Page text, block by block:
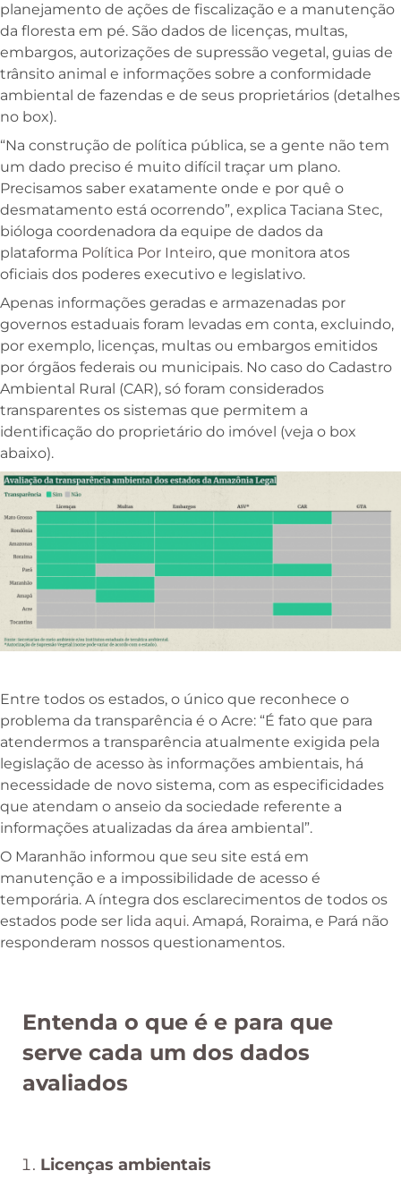
planejamento de ações de fiscalização e a manutenção
da floresta em pé. São dados de licenças, multas,
embargos, autorizações de supressão vegetal, guias de
trânsito animal e informações sobre a conformidade
ambiental de fazendas e de seus proprietários (detalhes
no box).
“Na construção de política pública, se a gente não tem
um dado preciso é muito difícil traçar um plano.
Precisamos saber exatamente onde e por quê o
desmatamento está ocorrendo”, explica Taciana Stec,
bióloga coordenadora da equipe de dados da
plataforma Política Por Inteiro, que monitora atos
oficiais dos poderes executivo e legislativo.
Apenas informações geradas e armazenadas por
governos estaduais foram levadas em conta, excluindo,
por exemplo, licenças, multas ou embargos emitidos
por órgãos federais ou municipais. No caso do Cadastro
Ambiental Rural (CAR), só foram considerados
transparentes os sistemas que permitem a
identificação do proprietário do imóvel (veja o box
abaixo).
Entre todos os estados, o único que reconhece o
problema da transparência é o Acre: “É fato que para
atendermos a transparência atualmente exigida pela
legislação de acesso às informações ambientais, há
necessidade de novo sistema, com as especificidades
que atendam o anseio da sociedade referente a
informações atualizadas da área ambiental”.
O Maranhão informou que seu site está em
manutenção e a impossibilidade de acesso é
temporária. A íntegra dos esclarecimentos de todos os
estados pode ser lida aqui. Amapá, Roraima, e Pará não
responderam nossos questionamentos.
Entenda o que é e para que
serve cada um dos dados
avaliados
Licenças ambientais